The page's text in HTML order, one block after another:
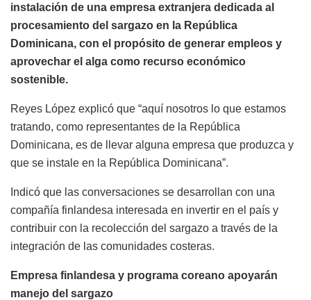
instalación de una empresa extranjera dedicada al
procesamiento del sargazo en la República
Dominicana, con el propósito de generar empleos y
aprovechar el alga como recurso económico
sostenible.
Reyes López explicó que “aquí nosotros lo que estamos
tratando, como representantes de la República
Dominicana, es de llevar alguna empresa que produzca y
que se instale en la República Dominicana”.
Indicó que las conversaciones se desarrollan con una
compañía finlandesa interesada en invertir en el país y
contribuir con la recolección del sargazo a través de la
integración de las comunidades costeras.
Empresa finlandesa y programa coreano apoyarán
manejo del sargazo